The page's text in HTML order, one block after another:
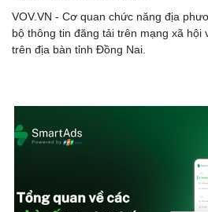
Cây thuốc
Sản phụ khoa
Nhi khoa
Phòng mạch online
Ăn sạch sống khỏe
VOV.VN - Cơ quan chức năng địa
bộ thông tin đăng tải trên mạng xã hội
trên địa bàn tỉnh Đồng Nai.